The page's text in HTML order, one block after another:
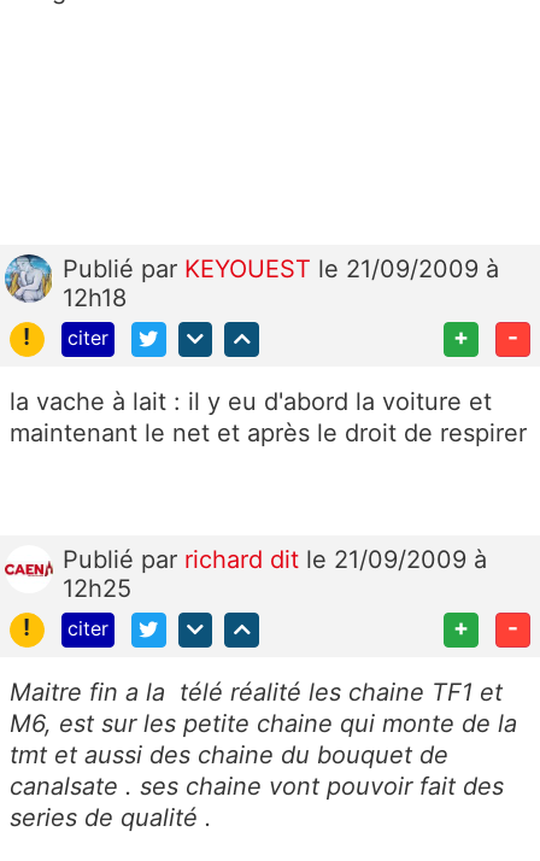
Publié par KEYOUEST le 21/09/2009 à
12h18
!
citer + -
la vache à lait : il y eu d'abord la voiture et
maintenant le net et après le droit de respirer
Publié par richard dit le 21/09/2009 à
12h25
!
citer + -
Maitre fin a la télé réalité les chaine TF1 et
M6, est sur les petite chaine qui monte de la
tmt et aussi des chaine du bouquet de
canalsate . ses chaine vont pouvoir fait des
series de qualité .